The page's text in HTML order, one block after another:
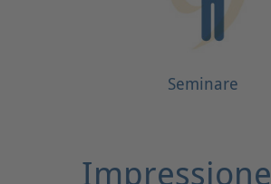
Seminare